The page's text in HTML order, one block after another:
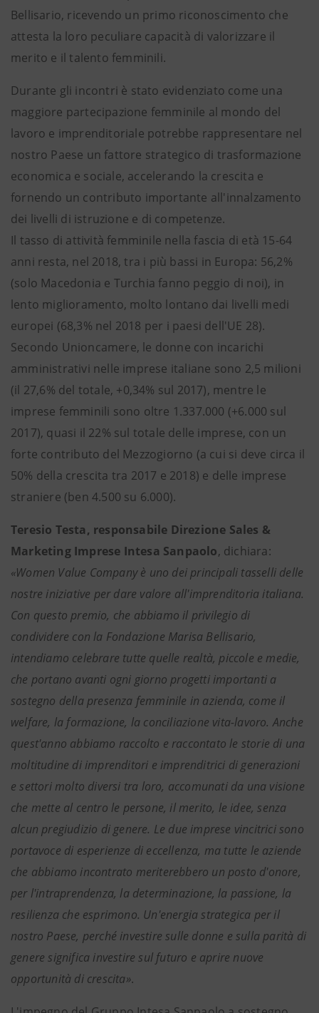
Bellisario, ricevendo un primo riconoscimento che
attesta la loro peculiare capacità di valorizzare il
merito e il talento femminili.
Durante gli incontri è stato evidenziato come una
maggiore partecipazione femminile al mondo del
lavoro e imprenditoriale potrebbe rappresentare nel
nostro Paese un fattore strategico di trasformazione
economica e sociale, accelerando la crescita e
fornendo un contributo importante all'innalzamento
dei livelli di istruzione e di competenze.
Il tasso di attività femminile nella fascia di età 15-64
anni resta, nel 2018, tra i più bassi in Europa: 56,2%
(solo Macedonia e Turchia fanno peggio di noi), in
lento miglioramento, molto lontano dai livelli medi
europei (68,3% nel 2018 per i paesi dell'UE 28).
Secondo Unioncamere, le donne con incarichi
amministrativi nelle imprese italiane sono 2,5 milioni
(il 27,6% del totale, +0,34% sul 2017), mentre le
imprese femminili sono oltre 1.337.000 (+6.000 sul
2017), quasi il 22% sul totale delle imprese, con un
forte contributo del Mezzogiorno (a cui si deve circa il
50% della crescita tra 2017 e 2018) e delle imprese
straniere (ben 4.500 su 6.000).
Teresio Testa, responsabile Direzione Sales &
Marketing Imprese Intesa Sanpaolo, dichiara:
«Women Value Company è uno dei principali tasselli delle
nostre iniziative per dare valore all'imprenditoria italiana.
Con questo premio, che abbiamo il privilegio di
condividere con la Fondazione Marisa Bellisario,
intendiamo celebrare tutte quelle realtà, piccole e medie,
che portano avanti ogni giorno progetti importanti a
sostegno della presenza femminile in azienda, come il
welfare, la formazione, la conciliazione vita-lavoro. Anche
quest'anno abbiamo raccolto e raccontato le storie di una
moltitudine di imprenditori e imprenditrici di generazioni
e settori molto diversi tra loro, accomunati da una visione
che mette al centro le persone, il merito, le idee, senza
alcun pregiudizio di genere. Le due imprese vincitrici sono
portavoce di esperienze di eccellenza, ma tutte le aziende
che abbiamo incontrato meriterebbero un posto d'onore,
per l'intraprendenza, la determinazione, la passione, la
resilienza che esprimono. Un'energia strategica per il
nostro Paese, perché investire sulle donne e sulla parità di
genere significa investire sul futuro e aprire nuove
opportunità di crescita».